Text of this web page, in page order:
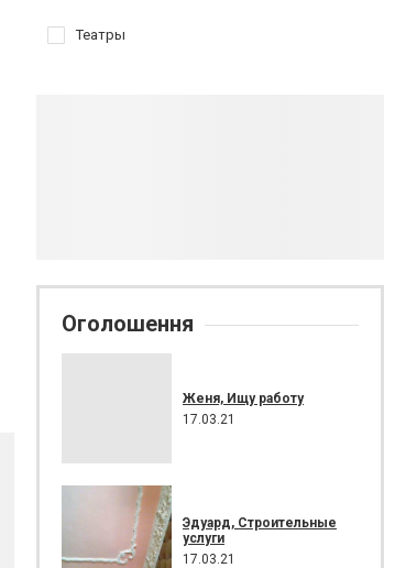
Театры
Оголошення
Женя, Ищу работу
17.03.21
Эдуард, Строительные
услуги
17.03.21